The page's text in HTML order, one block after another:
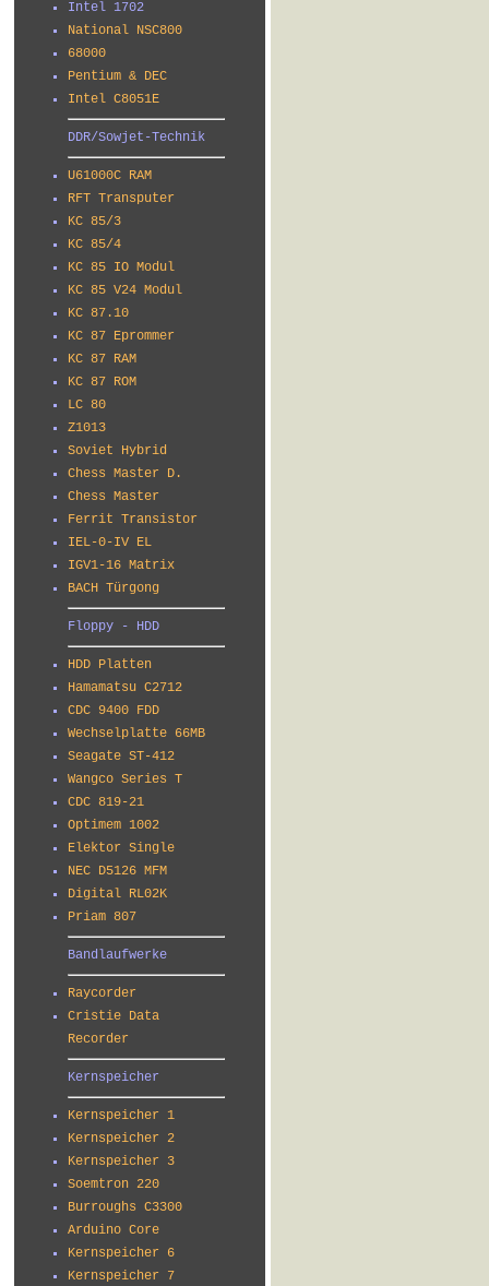
Intel 1702
National NSC800
68000
Pentium & DEC
Intel C8051E
DDR/Sowjet-Technik
U61000C RAM
RFT Transputer
KC 85/3
KC 85/4
KC 85 IO Modul
KC 85 V24 Modul
KC 87.10
KC 87 Eprommer
KC 87 RAM
KC 87 ROM
LC 80
Z1013
Soviet Hybrid
Chess Master D.
Chess Master
Ferrit Transistor
IEL-0-IV EL
IGV1-16 Matrix
BACH Türgong
Floppy - HDD
HDD Platten
Hamamatsu C2712
CDC 9400 FDD
Wechselplatte 66MB
Seagate ST-412
Wangco Series T
CDC 819-21
Optimem 1002
Elektor Single
NEC D5126 MFM
Digital RL02K
Priam 807
Bandlaufwerke
Raycorder
Cristie Data
Recorder
Kernspeicher
Kernspeicher 1
Kernspeicher 2
Kernspeicher 3
Soemtron 220
Burroughs C3300
Arduino Core
Kernspeicher 6
Kernspeicher 7